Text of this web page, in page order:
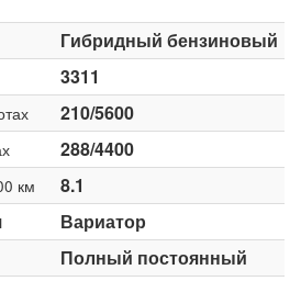
Гибридный бензиновый
3311
210/5600
288/4400
км
8.1
Вариатор
Полный постоянный